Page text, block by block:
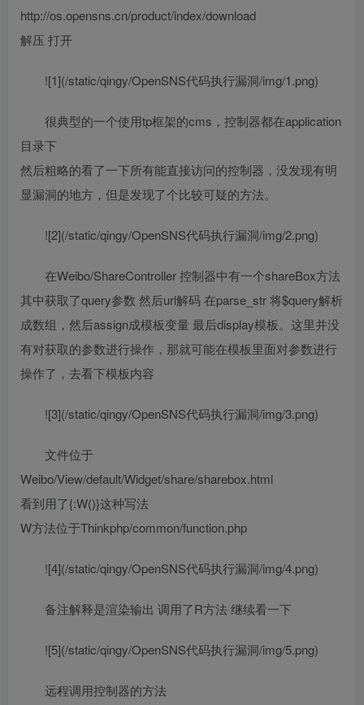
http://os.opensns.cn/product/index/download
解压 打开
![1](/static/qingy/OpenSNS代码执行漏洞/img/1.png)
很典型的一个使用tp框架的cms，控制器都在application
目录下
然后粗略的看了一下所有能直接访问的控制器，没发现有明
显漏洞的地方，但是发现了个比较可疑的方法。
![2](/static/qingy/OpenSNS代码执行漏洞/img/2.png)
在Weibo/ShareController 控制器中有一个shareBox方法
其中获取了query参数 然后url解码 在parse_str 将$query解析
成数组，然后assign成模板变量 最后display模板。这里并没
有对获取的参数进行操作，那就可能在模板里面对参数进行
操作了，去看下模板内容
![3](/static/qingy/OpenSNS代码执行漏洞/img/3.png)
文件位于
Weibo/View/default/Widget/share/sharebox.html
看到用了{:W()}这种写法
W方法位于Thinkphp/common/function.php
![4](/static/qingy/OpenSNS代码执行漏洞/img/4.png)
备注解释是渲染输出 调用了R方法 继续看一下
![5](/static/qingy/OpenSNS代码执行漏洞/img/5.png)
远程调用控制器的方法